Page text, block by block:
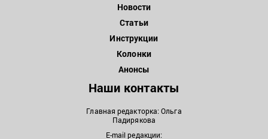
Новости
Статьи
Инструкции
Колонки
Анонсы
Наши контакты
Главная редакторка: Ольга
Падирякова
E-mail редакции: